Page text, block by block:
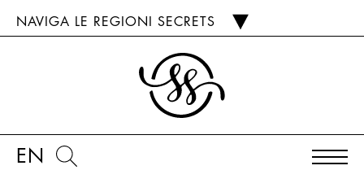
NAVIGA LE REGIONI SECRETS
EN